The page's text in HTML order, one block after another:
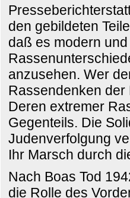
den gebildeten
daß es modern
anzusehen. Wer
Rassendenken
Deren extremer
Gegenteils. Die
Judenverfolgung
Ihr Marsch durch
Nach Boas Tod
die Rolle des